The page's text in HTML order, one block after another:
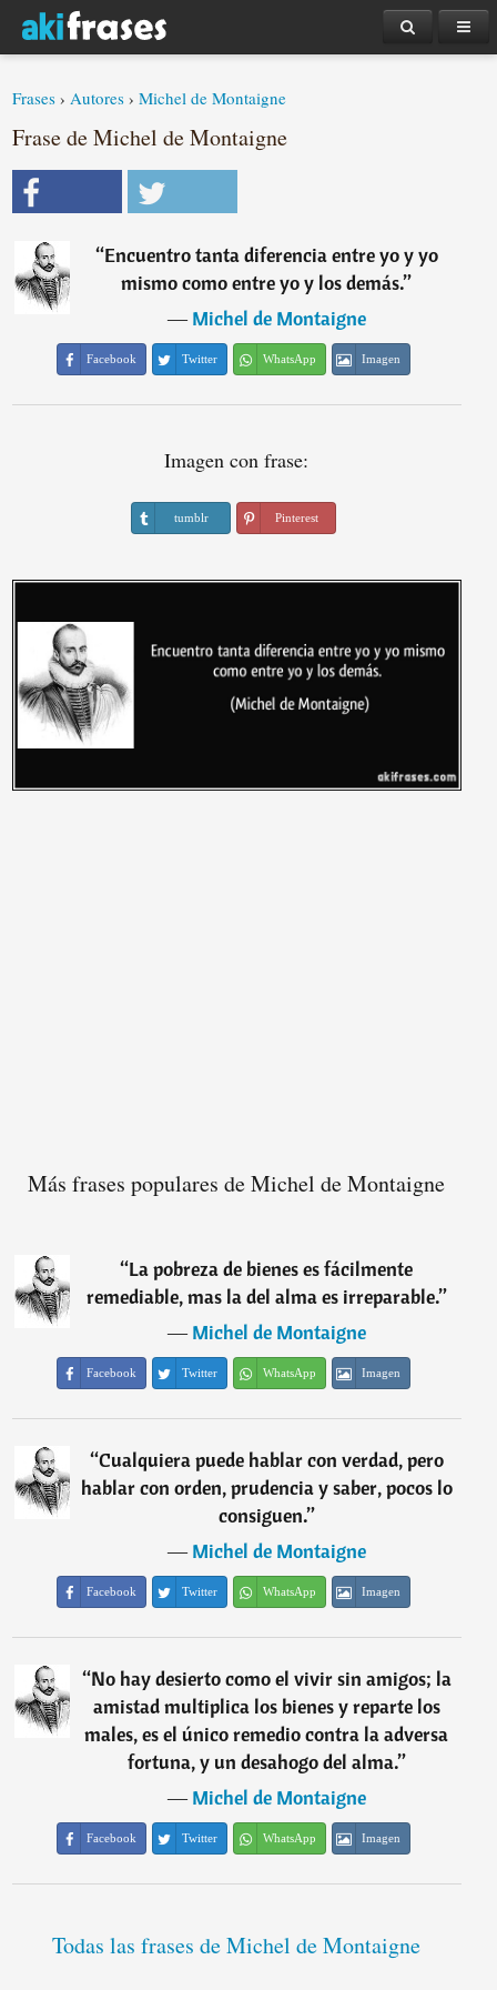
Frases ›Autores ›Michel de Montaigne
Frase de Michel de Montaigne
“Encuentro tanta diferencia entre yo y yo
mismo como entre yo y los demás.”
―Michel de Montaigne
Facebook Twitter WhatsApp Imagen
Imagen con frase:
tumblr Pinterest
Más frases populares de Michel de Montaigne
“La pobreza de bienes es fácilmente
remediable, mas la del alma es irreparable.”
―Michel de Montaigne
Facebook Twitter WhatsApp Imagen
“Cualquiera puede hablar con verdad, pero
hablar con orden, prudencia y saber, pocos lo
consiguen.”
―Michel de Montaigne
Facebook Twitter WhatsApp Imagen
“No hay desierto como el vivir sin amigos; la
amistad multiplica los bienes y reparte los
males, es el único remedio contra la adversa
fortuna, y un desahogo del alma.”
―Michel de Montaigne
Facebook Twitter WhatsApp Imagen
Todas las frases de Michel de Montaigne